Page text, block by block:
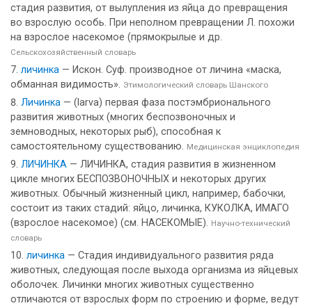
стадия развития, от вылупления из яйца до превращения
во взрослую особь. При неполном превращении Л. похожи
на взрослое насекомое (прямокрылые и др.
Сельскохозяйственный словарь
личинка — Искон. Суф. производное от личина «маска,
обманная видимость». Этимологический словарь Шанского
Личинка — (larva) первая фаза постэмбрионального
развития животных (многих беспозвоночных и
земноводных, некоторых рыб), способная к
самостоятельному существованию. Медицинская энциклопедия
ЛИЧИНКА — ЛИЧИНКА, стадия развития в жизненном
цикле многих БЕСПОЗВОНОЧНЫХ и некоторых других
животных. Обычный жизненный цикл, например, бабочки,
состоит из таких стадий: яйцо, личинка, КУКОЛКА, ИМАГО
(взрослое насекомое) (см. НАСЕКОМЫЕ). Научно-технический
словарь
личинка — Стадия индивидуального развития ряда
животных, следующая после выхода организма из яйцевых
оболочек. Личинки многих животных существенно
отличаются от взрослых форм по строению и форме, ведут